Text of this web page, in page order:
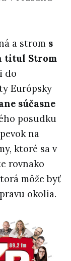
a strom s
titul Strom
do
Európsky
súčasne
posudku
na
ktoré sa v
rovnako
môže byť
okolia.